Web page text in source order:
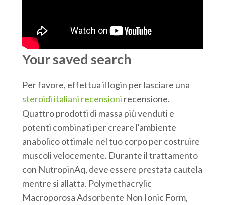
Your saved search
Per favore, effettua il login per lasciare una
steroidi italiani recensioni recensione.
Quattro prodotti di massa più venduti e
potenti combinati per creare l'ambiente
anabolico ottimale nel tuo corpo per costruire
muscoli velocemente. Durante il trattamento
con NutropinAq, deve essere prestata cautela
mentre si allatta. Polymethacrylic
Macroporosa Adsorbente Non Ionic Form,